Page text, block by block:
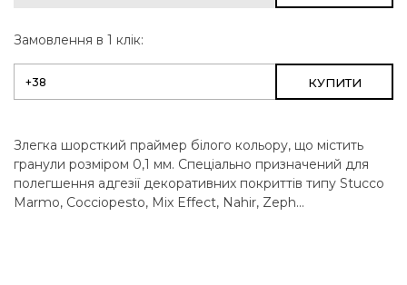
Замовлення в 1 клік:
КУПИТИ
Злегка шорсткий праймер білого кольору, що містить
гранули розміром 0,1 мм. Спеціально призначений для
полегшення адгезії декоративних покриттів типу Stucco
Marmo, Cocciopesto, Mix Effect, Nahir, Zeph...